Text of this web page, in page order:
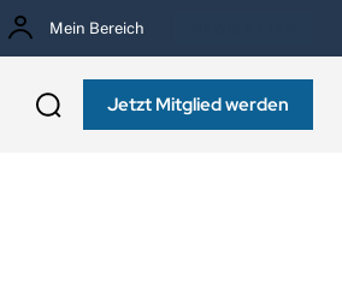
Mein Bereich
Jetzt Mitglied werden